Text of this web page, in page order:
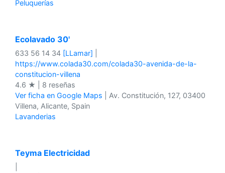
Peluquerías
Ecolavado 30'
633 56 14 34 [LLamar]
https://www.colada30.com/colada30-avenida-de-la-
constitucion-villena
4.6 ★ | 8 reseñas
Ver ficha en Google Maps | Av. Constitución, 127, 03400
Villena, Alicante, Spain
Lavanderias
Teyma Electricidad